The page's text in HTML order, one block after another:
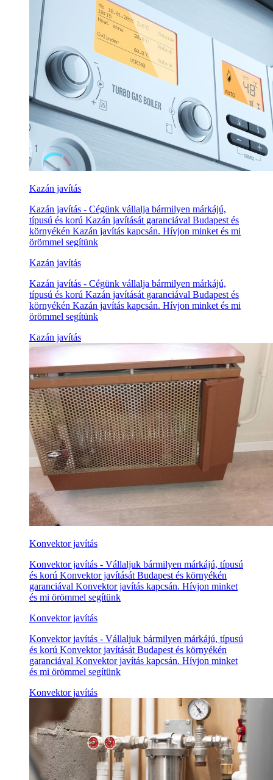
Kazán javítás
Kazán javítás - Cégünk vállalja bármilyen márkájú,
típusú és korú Kazán javítását garanciával Budapest és
környékén Kazán javítás kapcsán. Hívjon minket és mi
örömmel segítünk
Kazán javítás
Kazán javítás - Cégünk vállalja bármilyen márkájú,
típusú és korú Kazán javítását garanciával Budapest és
környékén Kazán javítás kapcsán. Hívjon minket és mi
örömmel segítünk
Kazán javítás
Konvektor javítás
Konvektor javítás - Vállaljuk bármilyen márkájú, típusú
és korú Konvektor javítását Budapest és környékén
garanciával Konvektor javítás kapcsán. Hívjon minket
és mi örömmel segítünk
Konvektor javítás
Konvektor javítás - Vállaljuk bármilyen márkájú, típusú
és korú Konvektor javítását Budapest és környékén
garanciával Konvektor javítás kapcsán. Hívjon minket
és mi örömmel segítünk
Konvektor javítás